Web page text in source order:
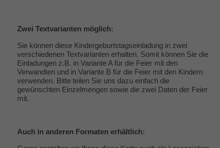
Zwei Textvarianten möglich:
Sie können diese Kindergeburtstagseinladung in zwei
verschiedenen Textvarianten erhalten. Somit können Sie die
Einladungen z.B. in Variante A für die Feier mit den
Verwandten und in Variante B für die Feier mit den Kindern
verwenden. Bitte teilen Sie uns dazu einfach die
gewünschten Einzelmengen sowie die zwei Daten der Feier
mit.
Auch in anderen Formaten erhältlich: